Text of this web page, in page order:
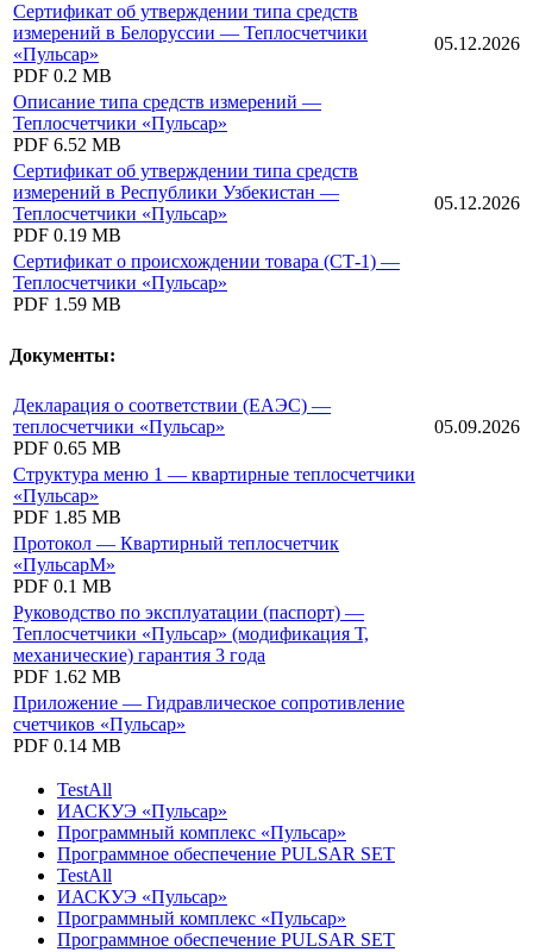
Сертификат об утверждении типа средств
измерений в Белоруссии — Теплосчетчики
«Пульсар»
PDF 0.2 MB
05.12.2026
Описание типа средств измерений —
Теплосчетчики «Пульсар»
PDF 6.52 MB
Сертификат об утверждении типа средств
измерений в Республики Узбекистан —
Теплосчетчики «Пульсар»
PDF 0.19 MB
05.12.2026
Сертификат о происхождении товара (СТ-1) —
Теплосчетчики «Пульсар»
PDF 1.59 MB
Документы:
Декларация о соответствии (ЕАЭС) —
теплосчетчики «Пульсар»
PDF 0.65 MB
05.09.2026
Структура меню 1 — квартирные теплосчетчики
«Пульсар»
PDF 1.85 MB
Протокол — Квартирный теплосчетчик
«ПульсарМ»
PDF 0.1 MB
Руководство по эксплуатации (паспорт) —
Теплосчетчики «Пульсар» (модификация Т,
механические) гарантия 3 года
PDF 1.62 MB
Приложение — Гидравлическое сопротивление
счетчиков «Пульсар»
PDF 0.14 MB
TestAll
ИАСКУЭ «Пульсар»
Программный комплекс «Пульсар»
Программное обеспечение PULSAR SET
TestAll
ИАСКУЭ «Пульсар»
Программный комплекс «Пульсар»
Программное обеспечение PULSAR SET